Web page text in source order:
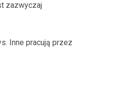
zazwyczaj
Inne pracują przez